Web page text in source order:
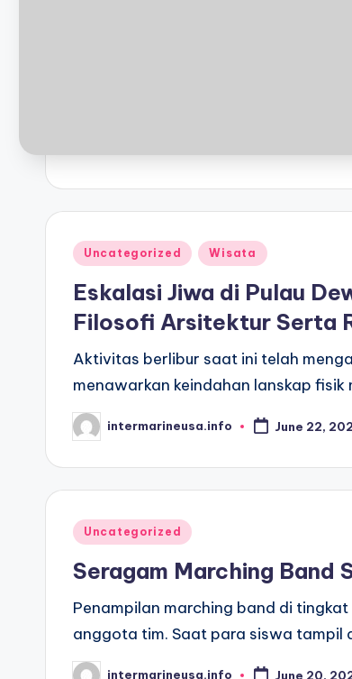
Posted
Uncategorized Wisata
Eskalasi Jiwa di Pulau
Filosofi Arsitektur Serta
Aktivitas berlibur saat ini telah
menawarkan keindahan lanskap
Posted
by
intermarineusa.info June 22,
Posted
Uncategorized
Seragam Marching Band
Penampilan marching band di
anggota tim. Saat para siswa tampil
intermarineusa.info June 20,